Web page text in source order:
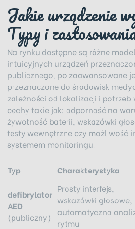
Jakie urządzenie
Typy i
Na rynku dostępne są różne
intuicyjnych urządzeń
publicznego, po zaawansowane
przeznaczone do środowisk
zależności od lokalizacji i potrzeb
cechy takie jak: odporność na
żywotność baterii, wskazówki
testy wewnętrzne czy możliwość
systemem monitoringu.
Typ Charakterystyka
defibrylator
AED
(publiczny)
Prosty interfejs,
wskazówki głosowe,
automatyczna
rytmu